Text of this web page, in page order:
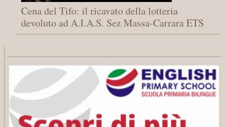
Cena del Tifo: il ricavato della lotteria
devoluto ad A.I.A.S. Sez Massa-Carrara ETS